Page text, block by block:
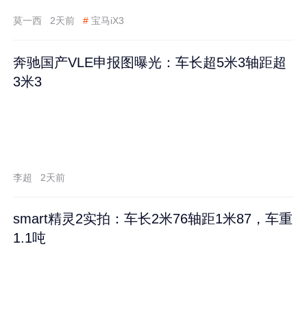
莫一西 2天前 # 宝马iX3
奔驰国产VLE申报图曝光：车长超5米3轴距超
3米3
李超 2天前
smart精灵2实拍：车长2米76轴距1米87，车重
1.1吨